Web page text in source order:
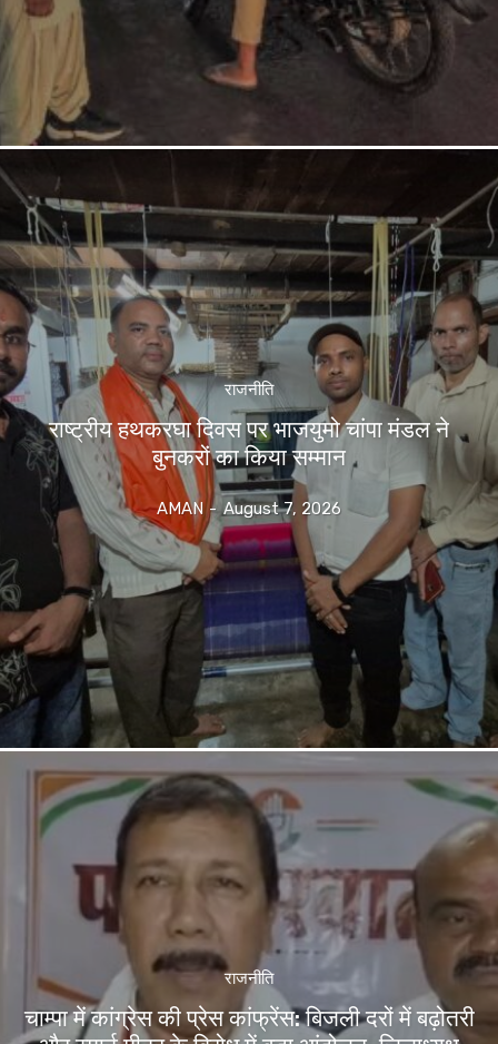
राजनीति
राष्ट्रीय हथकरघा दिवस पर भाजयुमो चांपा मंडल ने
बुनकरों का किया सम्मान
AMAN - August 7, 2026
राजनीति
चाम्पा में कांग्रेस की प्रेस कांफ्रेंस: बिजली दरों में बढ़ोतरी